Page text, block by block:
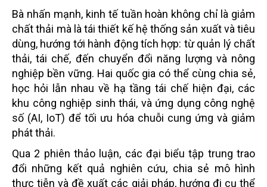
Bà nhấn mạnh, kinh tế tuần hoàn không chỉ là giảm
chất thải mà là tái thiết kế hệ thống sản xuất và tiêu
dùng, hướng tới hành động tích hợp: từ quản lý chất
thải, tái chế, đến chuyển đổi năng lượng và nông
nghiệp bền vững. Hai quốc gia có thể cùng chia sẻ,
học hỏi lẫn nhau về hạ tầng tái chế hiện đại, các
khu công nghiệp sinh thái, và ứng dụng công nghệ
số (AI, IoT) để tối ưu hóa chuỗi cung ứng và giảm
phát thải.
Qua 2 phiên thảo luận, các đại biểu tập trung trao
đổi những kết quả nghiên cứu, chia sẻ mô hình
thực tiễn và đề xuất các giải pháp, hướng đi cụ thể